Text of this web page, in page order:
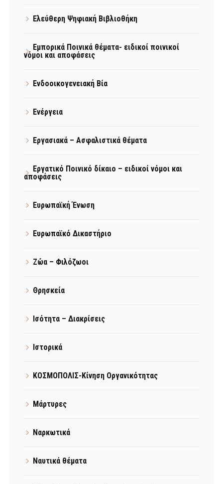
Ελεύθερη Ψηφιακή Βιβλιοθήκη
Εμπορικά Ποινικά θέματα- ειδικοί ποινικοί
νόμοι και αποφάσεις
Ενδοοικογενειακή Βία
Ενέργεια
Εργασιακά – Ασφαλιστικά θέματα
Εργατικό Ποινικό δίκαιο – ειδικοί νόμοι και
αποφάσεις
Ευρωπαϊκή Ένωση
Ευρωπαϊκό Δικαστήριο
Ζώα – Φιλόζωοι
Θρησκεία
Ισότητα – Διακρίσεις
Ιστορικά
ΚΟΣΜΟΠΟΛΙΣ-Κίνηση Οργανικότητας
Μάρτυρες
Ναρκωτικά
Ναυτικά θέματα